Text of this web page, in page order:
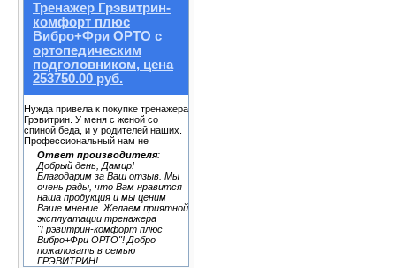
Тренажер Грэвитрин-
комфорт плюс
Вибро+Фри ОРТО с
ортопедическим
подголовником, цена
253750.00 руб.
Нужда привела к покупке тренажера
Грэвитрин. У меня с женой со
спиной беда, и у родителей наших.
Профессиональный нам не
Ответ производителя:
Добрый день, Дамир!
Благодарим за Ваш отзыв. Мы
очень рады, что Вам нравится
наша продукция и мы ценим
Ваше мнение. Желаем приятной
эксплуатации тренажера
"Грэвитрин-комфорт плюс
Вибро+Фри ОРТО"! Добро
пожаловать в семью
ГРЭВИТРИН!